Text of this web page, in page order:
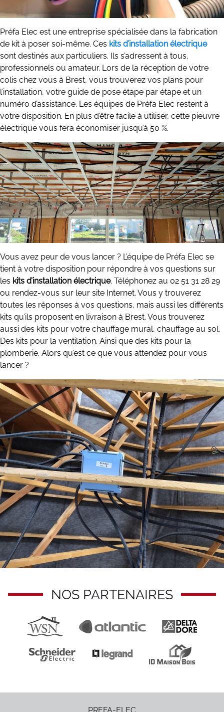
Préfa Elec est une entreprise spécialisée dans la fabrication
de kit à poser soi-même. Ces kits d’installation électrique
sont destinés aux particuliers. Ils s’adressent à tous,
professionnels ou amateur. Lors de la réception de votre
colis chez vous à Brest, vous trouverez vos plans pour
l’installation, votre guide de pose étape par étape et un
numéro d’assistance. Les équipes de Préfa Elec restent à
votre disposition. En plus d’être facile à utiliser, cette pieuvre
électrique vous fera économiser jusqu’à 50 %.
Vous avez peur de vous lancer ? L’équipe de Préfa Elec se
tient à votre disposition pour répondre à vos questions sur
les kits d’installation électrique. Téléphonez au 02 51 31 28 29
ou rendez-vous sur leur site Internet. Vous y trouverez
toutes les réponses à vos questions, mais aussi les différents
kits qu’ils proposent en livraison à Brest. Vous trouverez
aussi des kits pour votre chauffage mural, chauffage au sol.
Des kits pour la ventilation. Ainsi que des kits pour la
plomberie. Alors qu’est ce que vous attendez pour vous
lancer ?
NOS PARTENAIRES